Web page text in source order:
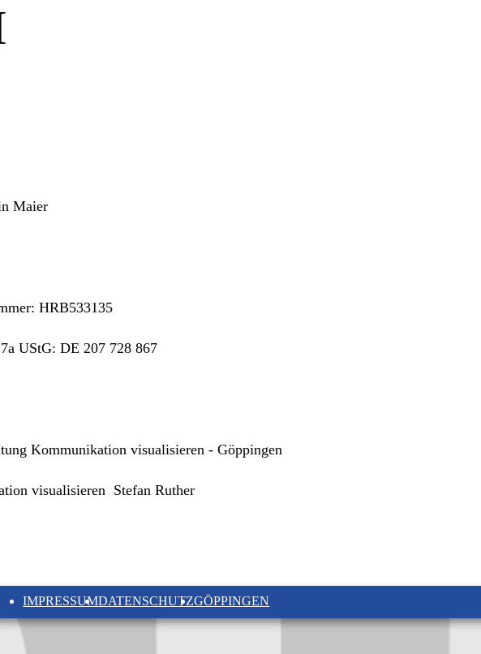
Maier
HRB533135
UStG: DE 207 728 867
Kommunikation visualisieren - Göppingen
visualisieren Stefan Ruther
IMPRESSUMDATENSCHUTZGÖPPINGEN